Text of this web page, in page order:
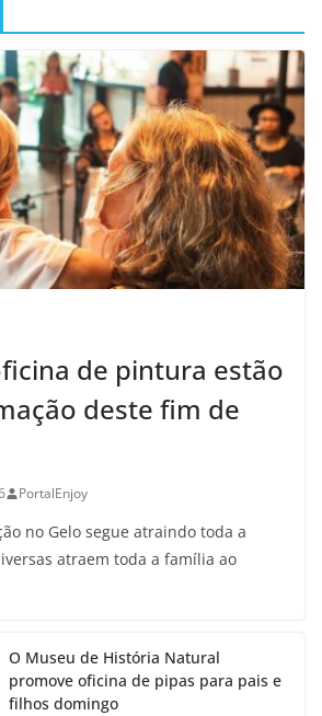
de pintura estão
deste fim de
PortalEnjoy
no Gelo segue atraindo toda a
atraem toda a família ao
O Museu de História Natural
promove oficina de pipas para pais e
filhos domingo